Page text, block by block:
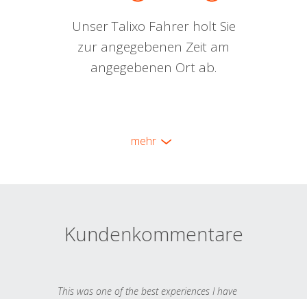
Unser Talixo Fahrer holt Sie
zur angegebenen Zeit am
angegebenen Ort ab.
mehr
Kundenkommentare
This was one of the best experiences I have